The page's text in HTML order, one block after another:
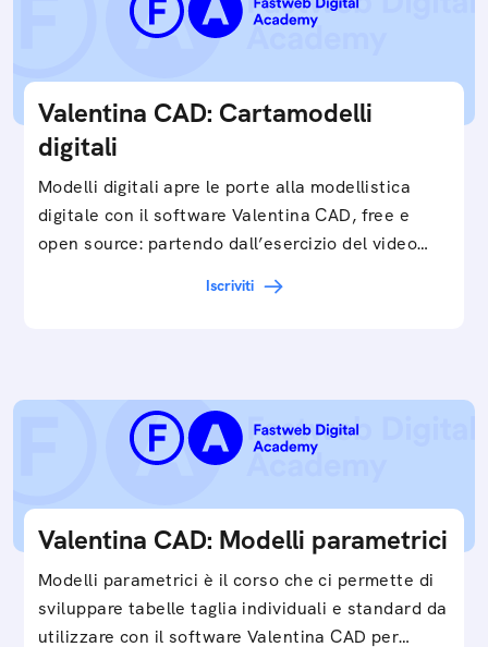
Valentina CAD: Cartamodelli
digitali
Modelli digitali apre le porte alla modellistica
digitale con il software Valentina CAD, free e
open source: partendo dall’esercizio del video…
Iscriviti
Valentina CAD: Modelli parametrici
Modelli parametrici è il corso che ci permette di
sviluppare tabelle taglia individuali e standard da
utilizzare con il software Valentina CAD per…